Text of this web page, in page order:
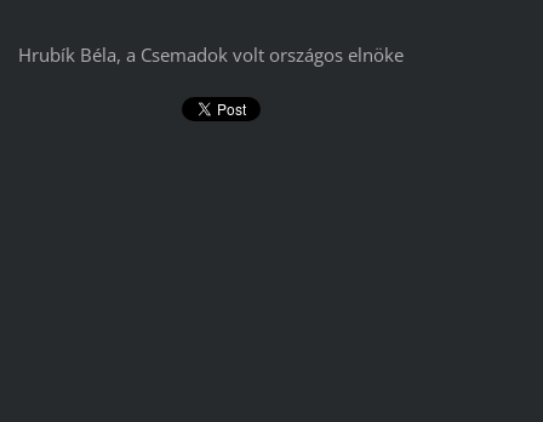
Hrubík Béla, a Csemadok volt országos elnöke